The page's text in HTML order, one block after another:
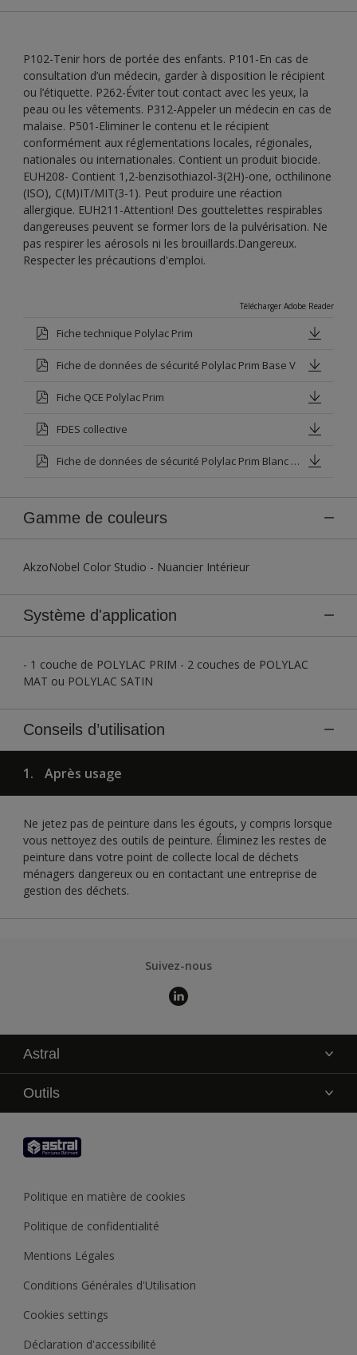
P102-Tenir hors de portée des enfants. P101-En cas de
consultation d’un médecin, garder à disposition le récipient
ou l’étiquette. P262-Éviter tout contact avec les yeux, la
peau ou les vêtements. P312-Appeler un médecin en cas de
malaise. P501-Eliminer le contenu et le récipient
conformément aux réglementations locales, régionales,
nationales ou internationales. Contient un produit biocide.
EUH208- Contient 1,2-benzisothiazol-3(2H)-one, octhilinone
(ISO), C(M)IT/MIT(3-1). Peut produire une réaction
allergique. EUH211-Attention! Des gouttelettes respirables
dangereuses peuvent se former lors de la pulvérisation. Ne
pas respirer les aérosols ni les brouillards.Dangereux.
Respecter les précautions d'emploi.
Télécharger Adobe Reader
Fiche technique Polylac Prim
Fiche de données de sécurité Polylac Prim Base V
Fiche QCE Polylac Prim
FDES collective
Fiche de données de sécurité Polylac Prim Blanc Base P
Gamme de couleurs
AkzoNobel Color Studio - Nuancier Intérieur
Système d'application
- 1 couche de POLYLAC PRIM - 2 couches de POLYLAC
MAT ou POLYLAC SATIN
Conseils d’utilisation
1. Après usage
Ne jetez pas de peinture dans les égouts, y compris lorsque
vous nettoyez des outils de peinture. Éliminez les restes de
peinture dans votre point de collecte local de déchets
ménagers dangereux ou en contactant une entreprise de
gestion des déchets.
Suivez-nous
Astral
La marque
Service technique
Contact
Trouver un point de vente
Recycler son pot de peinture
Outils
Politique en matière de cookies
Politique de confidentialité
Mentions Légales
Conditions Générales d'Utilisation
Cookies settings
Déclaration d'accessibilité